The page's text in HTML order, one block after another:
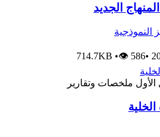
الجديد
النموذجية
•
714.7KB •👁 586
ملخصات وتقارير